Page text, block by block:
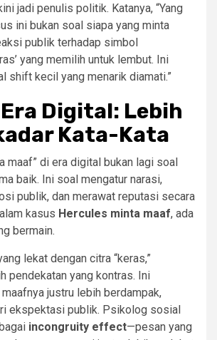
jadi penulis politik. Katanya, “Yang
ini bukan soal siapa yang minta
publik terhadap simbol
yang memilih untuk lembut. Ini
shift kecil yang menarik diamati.”
Digital: Lebih
Kata-Kata
maaf” di era digital bukan lagi soal
baik. Ini soal mengatur narasi,
publik, dan merawat reputasi secara
kasus Hercules minta maaf, ada
bermain.
lekat dengan citra “keras,”
pendekatan yang kontras. Ini
justru lebih berdampak,
ekspektasi publik. Psikolog sosial
incongruity effect—pesan yang